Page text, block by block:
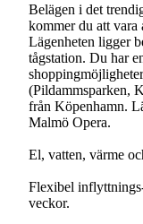
Belägen i det
kommer du att
Lägenheten ligger
tågstation. Du har
(Pildammsparken,
från Köpenhamn.
Malmö Opera.
El, vatten, värme
Flexibel
veckor.